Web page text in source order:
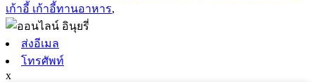
เก้าอี้ เก้าอี้ทานอาหาร,
ส่งอีเมล
โทรศัพท์
x